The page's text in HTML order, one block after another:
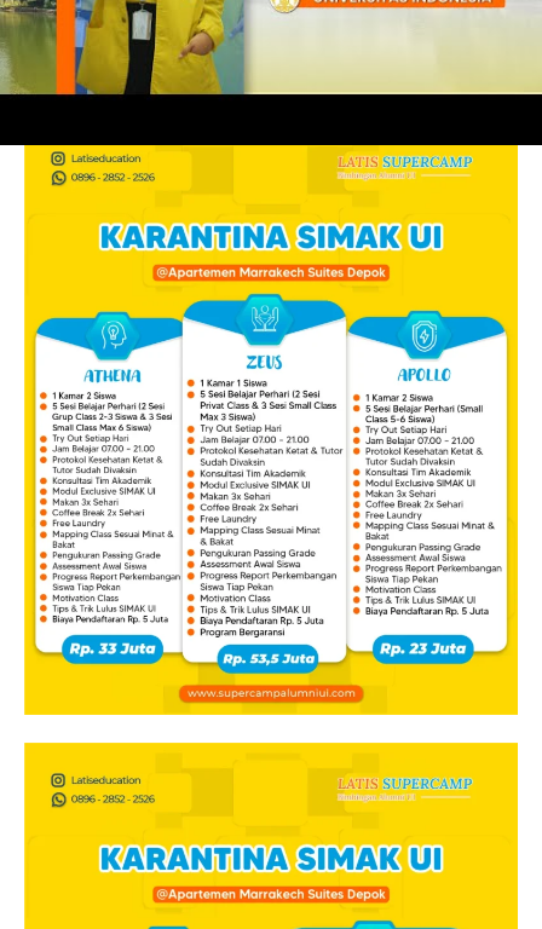
masing-masing siswa.
Karantina 3o Hari SIMAK UI